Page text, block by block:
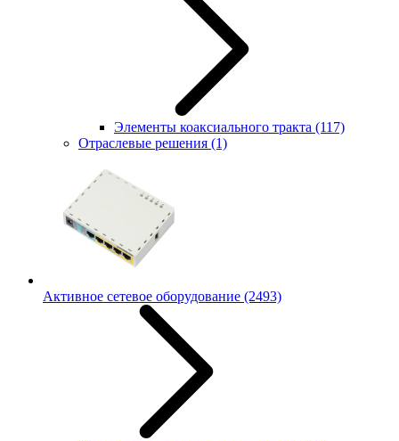
Элементы коаксиального тракта (117)
Отраслевые решения (1)
Активное сетевое оборудование (2493)